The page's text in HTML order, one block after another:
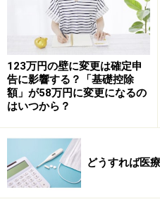
関連記事 →「知恵か
※記事内容は執筆時点のもので
本記事の内容は一般的な情報提
商品や投資行動を推奨するもの
投資や資産運用に関する最終的
行ってください。
掲載情報の正確性・完全性につ
が、その内容を保証するもので
などについて当社は一切の責任
最新の情報や詳細については、
の公式情報をご確認ください。
123万円の壁に変更は確定申
告に影響する？「基礎控除
額」が58万円に変更になるの
はいつから？
どうすれば医